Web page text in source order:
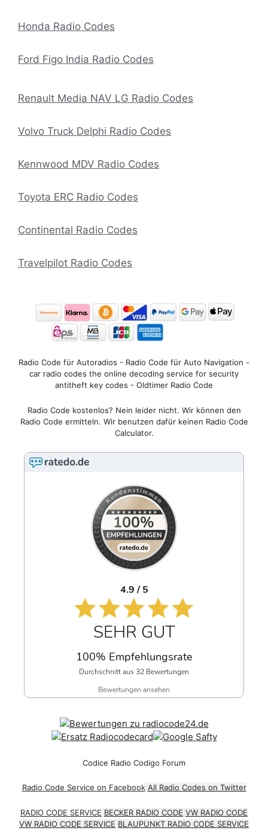
Honda Radio Codes
Ford Figo India Radio Codes
Renault Media NAV LG Radio Codes
Volvo Truck Delphi Radio Codes
Kennwood MDV Radio Codes
Toyota ERC Radio Codes
Continental Radio Codes
Travelpilot Radio Codes
Radio Code für Autoradios - Radio Code für Auto Navigation -
car radio codes the online decoding service for security
antitheft key codes - Oldtimer Radio Code
Radio Code kostenlos? Nein leider nicht. Wir können den
Radio Code ermitteln. Wir benutzen dafür keinen Radio Code
Calculator.
4.9 / 5
SEHR GUT
100% Empfehlungsrate
Durchschnitt aus 32 Bewertungen
Bewertungen ansehen
Codice Radio Codigo Forum
Radio Code Service on Facebook All Radio Codes on Twitter
RADIO CODE SERVICE BECKER RADIO CODE VW RADIO CODE
VW RADIO CODE SERVICE BLAUPUNKT RADIO CODE SERVICE